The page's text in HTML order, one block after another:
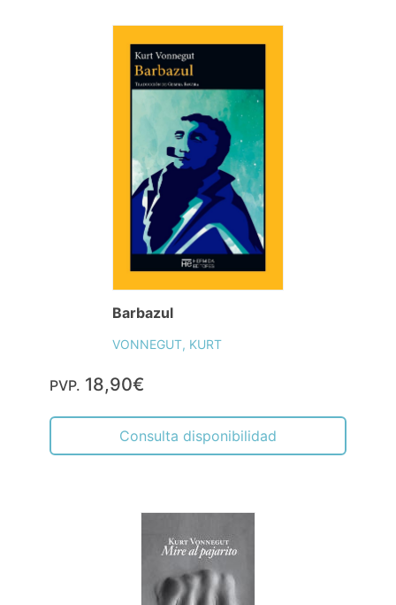
Barbazul
VONNEGUT, KURT
PVP. 18,90€
Consulta disponibilidad